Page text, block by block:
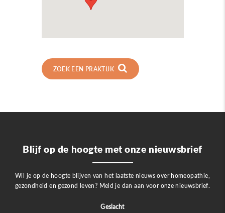
ZOEK EEN PRAKTIJK
Blijf op de hoogte met onze nieuwsbrief
Wil je op de hoogte blijven van het laatste nieuws over homeopathie,
gezondheid en gezond leven? Meld je dan aan voor onze nieuwsbrief.
Geslacht